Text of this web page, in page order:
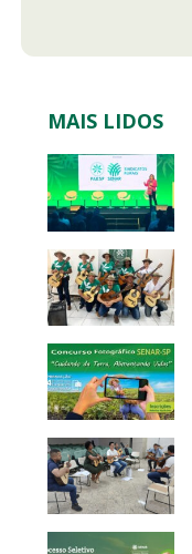
MAIS LIDOS